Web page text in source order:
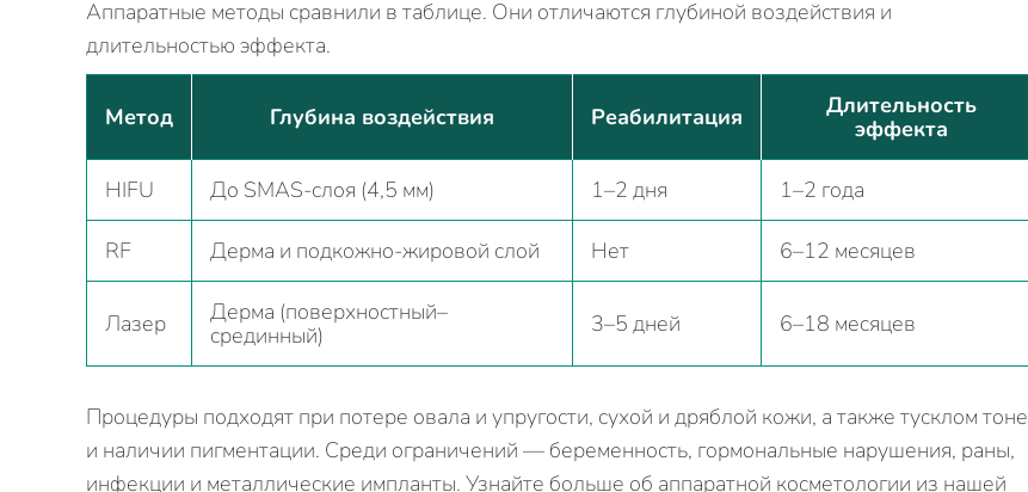
Аппаратные методы сравнили в таблице. Они отличаются глубиной воздействия и
длительностью эффекта.
Метод Глубина воздействия Реабилитация
Длительность
эффекта
HIFU До SMAS‑слоя (4,5 мм) 1–2 дня 1–2 года
RF Дерма и подкожно-жировой слой Нет 6–12 месяцев
Лазер
Дерма (поверхностный–
срединный)
3–5 дней 6–18 месяцев
Процедуры подходят при потере овала и упругости, сухой и дряблой кожи, а также тусклом тоне
и наличии пигментации. Среди ограничений — беременность, гормональные нарушения, раны,
инфекции и металлические импланты. Узнайте больше об аппаратной косметологии из нашей